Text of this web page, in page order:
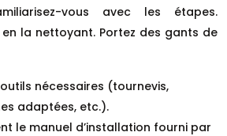
vous avec les étapes.
la nettoyant. Portez des gants de
nécessaires (tournevis,
adaptées, etc.).
le manuel d’installation fourni par